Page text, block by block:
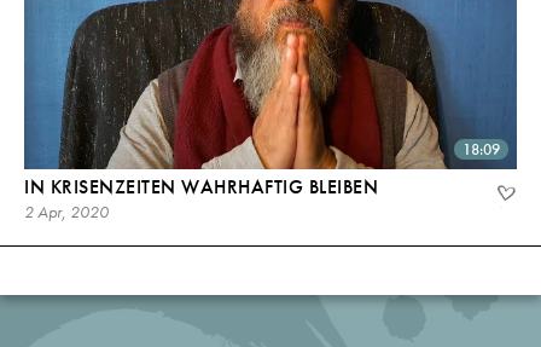
18:09
IN KRISENZEITEN WAHRHAFTIG BLEIBEN
2 Apr, 2020